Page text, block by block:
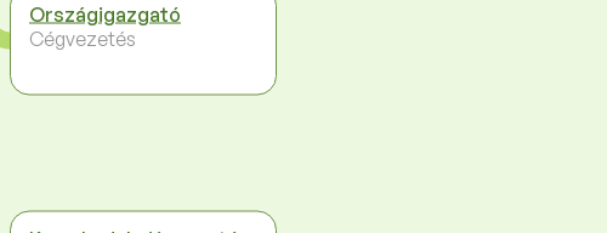
Országigazgató
Cégvezetés